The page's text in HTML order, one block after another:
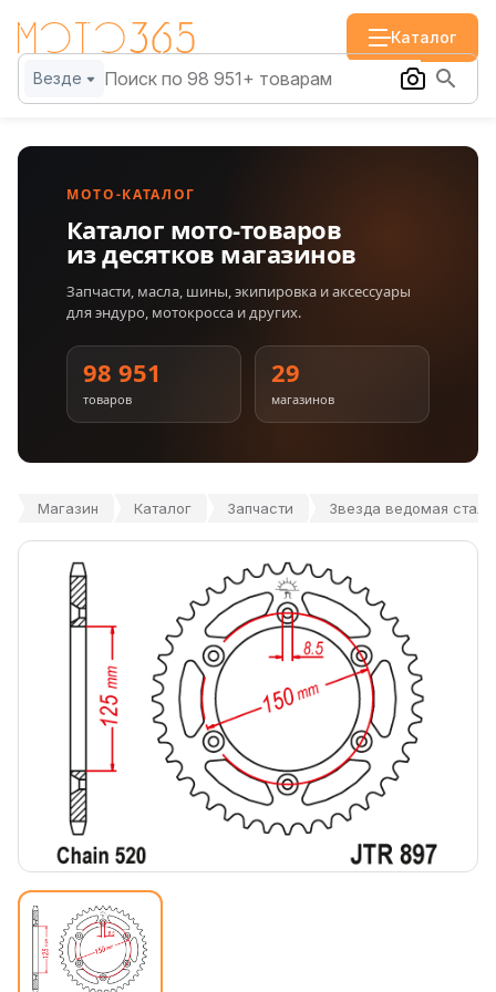
Каталог
Везде
МОТО-КАТАЛОГ
Каталог мото-товаров
из десятков магазинов
Запчасти, масла, шины, экипировка и аксессуары
для эндуро, мотокросса и других.
98 951
товаров
29
магазинов
Магазин Каталог Запчасти Звезда ведомая